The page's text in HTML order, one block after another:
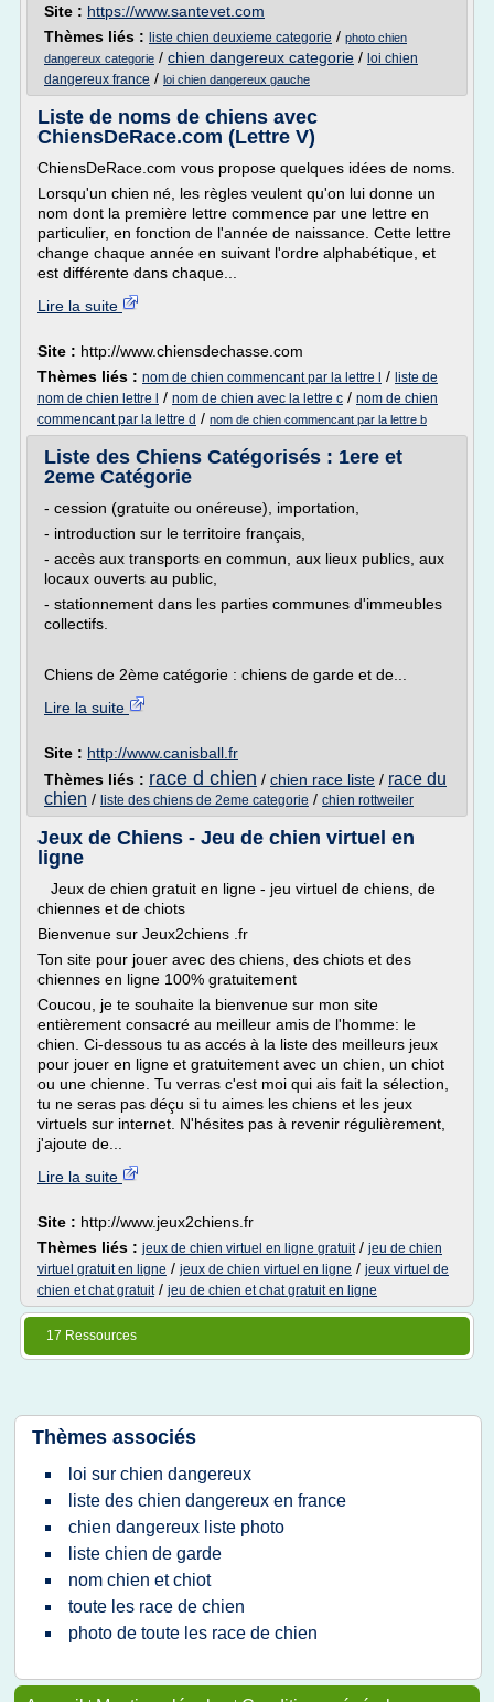
Site : https://www.santevet.com
Thèmes liés : liste chien deuxieme categorie / photo chien
dangereux categorie / chien dangereux categorie / loi chien
dangereux france / loi chien dangereux gauche
Liste de noms de chiens avec
ChiensDeRace.com (Lettre V)
ChiensDeRace.com vous propose quelques idées de noms.
Lorsqu'un chien né, les règles veulent qu'on lui donne un
nom dont la première lettre commence par une lettre en
particulier, en fonction de l'année de naissance. Cette lettre
change chaque année en suivant l'ordre alphabétique, et
est différente dans chaque...
Lire la suite
Site : http://www.chiensdechasse.com
Thèmes liés : nom de chien commencant par la lettre l / liste de
nom de chien lettre l
/ nom de chien avec la lettre c / nom de chien
commencant par la lettre d / nom de chien commencant par la lettre b
Liste des Chiens Catégorisés : 1ere et
2eme Catégorie
- cession (gratuite ou onéreuse), importation,
- introduction sur le territoire français,
- accès aux transports en commun, aux lieux publics, aux
locaux ouverts au public,
- stationnement dans les parties communes d'immeubles
collectifs.
Chiens de 2ème catégorie : chiens de garde et de...
Lire la suite
Site : http://www.canisball.fr
Thèmes liés : race d chien / chien race liste / race du
chien / liste des chiens de 2eme categorie / chien rottweiler
Jeux de Chiens - Jeu de chien virtuel en
ligne
Jeux de chien gratuit en ligne - jeu virtuel de chiens, de
chiennes et de chiots
Bienvenue sur Jeux2chiens .fr
Ton site pour jouer avec des chiens, des chiots et des
chiennes en ligne 100% gratuitement
Coucou, je te souhaite la bienvenue sur mon site
entièrement consacré au meilleur amis de l'homme: le
chien. Ci-dessous tu as accés à la liste des meilleurs jeux
pour jouer en ligne et gratuitement avec un chien, un chiot
ou une chienne. Tu verras c'est moi qui ais fait la sélection,
tu ne seras pas déçu si tu aimes les chiens et les jeux
virtuels sur internet. N'hésites pas à revenir régulièrement,
j'ajoute de...
Lire la suite
Site : http://www.jeux2chiens.fr
Thèmes liés : jeux de chien virtuel en ligne gratuit/ jeu de chien
virtuel gratuit en ligne / jeux de chien virtuel en ligne / jeux virtuel de
chien et chat gratuit/ jeu de chien et chat gratuit en ligne
17 Ressources
Thèmes associés
loi sur chien dangereux
liste des chien dangereux en france
chien dangereux liste photo
liste chien de garde
nom chien et chiot
toute les race de chien
photo de toute les race de chien